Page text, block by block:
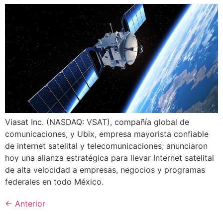
Viasat Inc. (NASDAQ: VSAT), compañía global de
comunicaciones, y Ubix, empresa mayorista confiable
de internet satelital y telecomunicaciones; anunciaron
hoy una alianza estratégica para llevar Internet satelital
de alta velocidad a empresas, negocios y programas
federales en todo México.
← Anterior